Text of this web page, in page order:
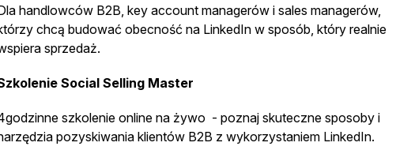
handlowców B2B, key account managerów i sales managerów,
chcą budować obecność na LinkedIn w sposób, który realnie
sprzedaż.
Social Selling Master
szkolenie online na żywo - poznaj skuteczne sposoby i
pozyskiwania klientów B2B z wykorzystaniem LinkedIn.